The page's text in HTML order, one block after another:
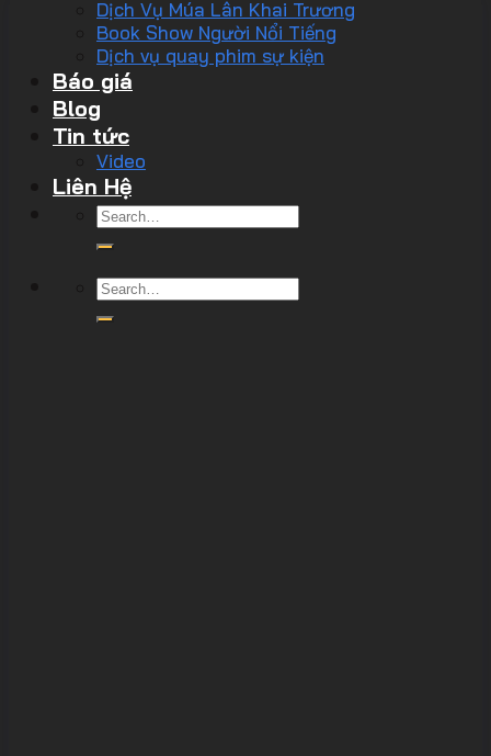
Dịch Vụ Múa Lân Khai Trương
Book Show Người Nổi Tiếng
Dịch vụ quay phim sự kiện
Báo giá
Blog
Tin tức
Video
Liên Hệ